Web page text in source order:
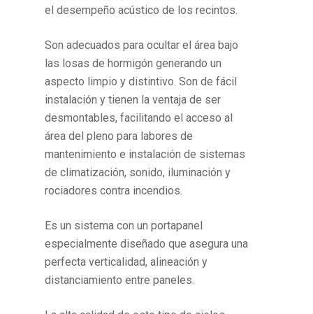
el desempeño acústico de los recintos.
Son adecuados para ocultar el área bajo
las losas de hormigón generando un
aspecto limpio y distintivo. Son de fácil
instalación y tienen la ventaja de ser
desmontables, facilitando el acceso al
área del pleno para labores de
mantenimiento e instalación de sistemas
de climatización, sonido, iluminación y
rociadores contra incendios.
Es un sistema con un portapanel
especialmente diseñado que asegura una
perfecta verticalidad, alineación y
distanciamiento entre paneles.